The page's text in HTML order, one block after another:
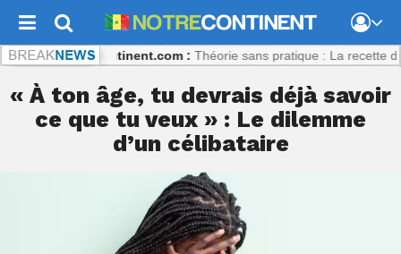
Notrecontinent.com : Théorie sans pratique : La recette du
« À ton âge, tu devrais déjà savoir
ce que tu veux » : Le dilemme
d’un célibataire